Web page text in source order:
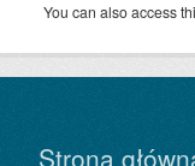
You can also access
Strona